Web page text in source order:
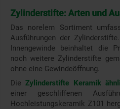
Zylinderstifte: Arten und
Das norelem Sortiment
Ausführungen der
Innengewinde beinhaltet die
noch weitere Zylinderstifte
ohne eine Gewindeöffnung.
Die Zylinderstifte Keramik
einer geschliffenen
Hochleistungskeramik Z101